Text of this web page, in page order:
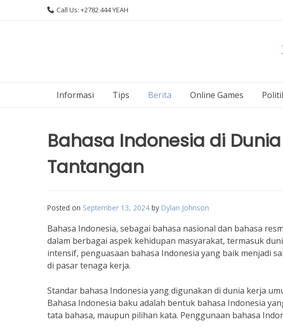
Call Us: +2782 444 YEAH
Informasi Tips Berita Online Games
Bahasa Indonesia di
Tantangan
Posted on September 13, 2024 by Dylan Johnson
Bahasa Indonesia, sebagai bahasa nasional dan bahasa
dalam berbagai aspek kehidupan masyarakat, termasuk
intensif, penguasaan bahasa Indonesia yang baik menjadi
di pasar tenaga kerja.
Standar bahasa Indonesia yang digunakan di dunia kerja
Bahasa Indonesia baku adalah bentuk bahasa Indonesia
tata bahasa, maupun pilihan kata. Penggunaan bahasa